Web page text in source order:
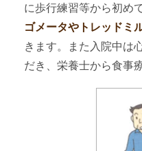
に歩行練習等から初め
ゴメータやトレッドミ
きます。また入院中は
だき、栄養士から食事